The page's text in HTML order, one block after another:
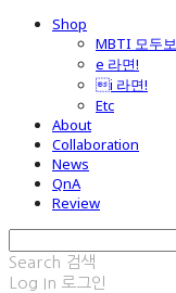
Shop
MBTI 모두
e 라면!
i 라면!
Etc
About
Collaboration
News
QnA
Review
Search 검색
Log In 로그인